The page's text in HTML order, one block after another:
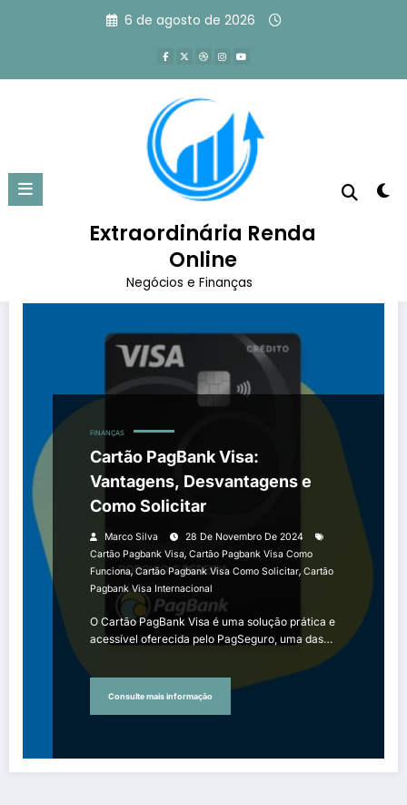
6 de agosto de 2026
Extraordinária Renda
Online
Negócios e Finanças
Tag: cartão pagbank visa
FINANÇAS
Cartão PagBank Visa:
Vantagens, Desvantagens e
Como Solicitar
Marco Silva
28 De Novembro De 2024
Cartão Pagbank Visa, Cartão Pagbank Visa Como
Funciona,Cartão Pagbank Visa Como Solicitar, Cartão
Pagbank Visa Internacional
O Cartão PagBank Visa é uma solução prática e
acessível oferecida pelo PagSeguro, uma das…
Consulte mais informação